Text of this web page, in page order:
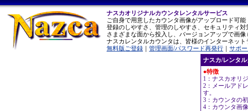
ナスカオリジナルカウンタレンタルサービス
ご自身で用意したカウンタ画像がアップロード可能
登録のしやすさ、管理のしやすさ、セキュリティ
さまざまな面から投入し、バージョンアップで画像
ナスカレンタルカウンタは、皆様のインターネット
無料版ご登録
管理画面/パスワード再発行 サポー
ナスカ/レンタ
●特徴
1：ナスカオリ
2：メールアド
す。
3：カウンタの
4：カウンタ画